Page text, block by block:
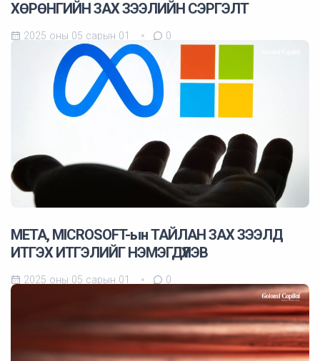
ХӨРӨНГИЙН ЗАХ ЗЭЭЛИЙН CЭРГЭЛТ
2025 оны 05 сарын 01 0
META, MICROSOFT-ын ТАЙЛАН ЗАХ ЗЭЭЛД
ИТГЭХ ИТГЭЛИЙГ НЭМЭГДҮҮЛЭВ
2025 оны 05 сарын 01 0